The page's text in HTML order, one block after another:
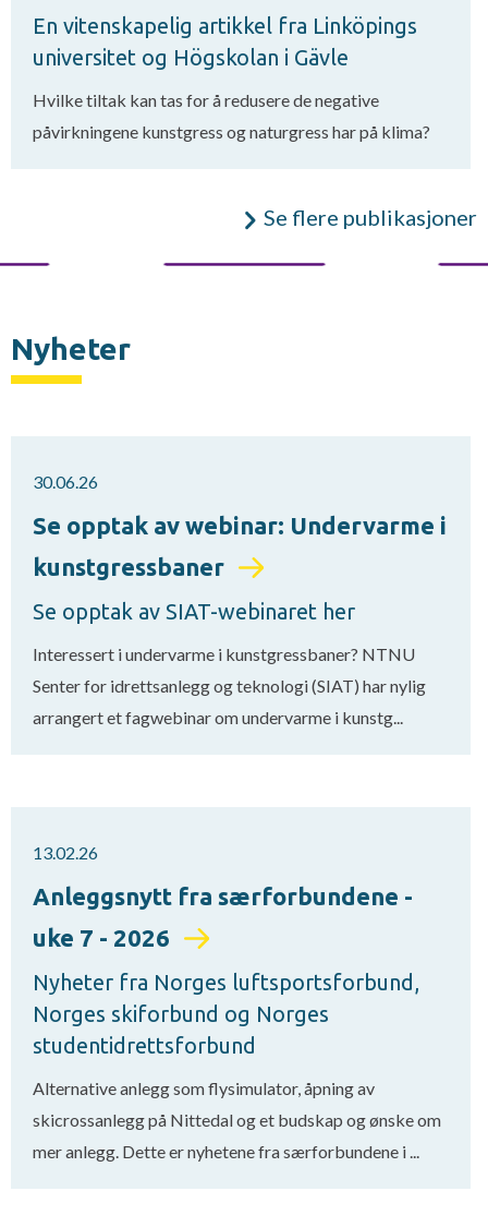
En vitenskapelig artikkel fra Linköpings
universitet og Högskolan i Gävle
Hvilke tiltak kan tas for å redusere de negative
påvirkningene kunstgress og naturgress har på klima?
Se flere publikasjoner
Nyheter
30.06.26
Se opptak av webinar: Undervarme i
kunstgressbaner
Se opptak av SIAT-webinaret her
Interessert i undervarme i kunstgressbaner? NTNU
Senter for idrettsanlegg og teknologi (SIAT) har nylig
arrangert et fagwebinar om undervarme i kunstg...
13.02.26
Anleggsnytt fra særforbundene -
uke 7 - 2026
Nyheter fra Norges luftsportsforbund,
Norges skiforbund og Norges
studentidrettsforbund
Alternative anlegg som flysimulator, åpning av
skicrossanlegg på Nittedal og et budskap og ønske om
mer anlegg. Dette er nyhetene fra særforbundene i ...